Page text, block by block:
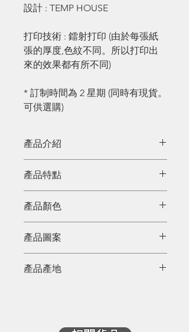
設計 : TEMP HOUSE
打印技術 : 鐳射打印 (由於每張紙
張的厚度,色紋不同。所以打印出
來的效果都有所不同)
* 訂制時間為 2 星期 (同時有現貨。
可供選購)
產品介紹
紙,其實只要花一點點時間和心思,
即可親手制作出再造紙,給予紙張
有第 2 次的生命,減少浪費。制作
再造紙的步驟不難,首先把廢紙攪
碎,再使用自家制的網架制成獨一
無二的再造紙。透過使用廢紙制作
再造紙,一來減少因制作紙張所砍
產品特點
不同的香港地點，富有本地特色。
產品顏色
色再造紙。紙皮 - 啡色再造紙 。
廁紙筒 - 啡白色再造紙。利是封
- 粉白色再造紙。飲品盒 - 灰白銀
產品圖案
產品產地